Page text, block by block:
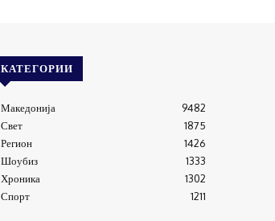
КАТЕГОРИИ
Македонија
9482
Свет
1875
Регион
1426
Шоубиз
1333
Хроника
1302
Спорт
1211